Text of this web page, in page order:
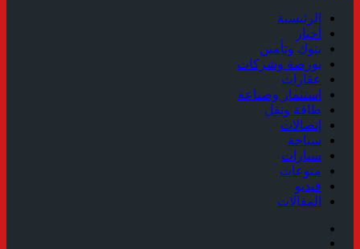
الرئيسية
أخبار
بنوك وتأمين
بورصة وشركات
عقارات
استثمار وصناعة
طاقة ونقل
إتصالات
سياحة
سيارات
منوعات
فيديو
المقالات